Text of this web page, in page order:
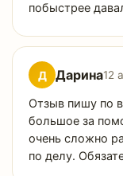
побыстрее
Д Дарина12
Отзыв пишу по
большое за
очень сложно
по делу.